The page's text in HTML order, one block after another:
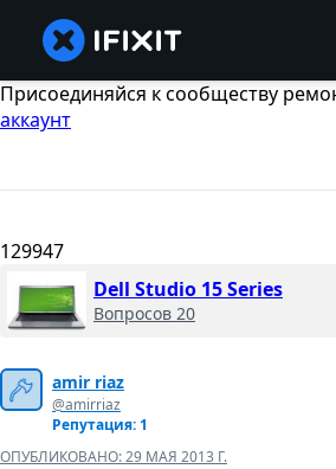
Присоединяйся к сообществу
аккаунт
129947
Dell Studio 15 Series
Вопросов 20
amir riaz
@amirriaz
Репутация: 1
ОПУБЛИКОВАНО:29 МАЯ 2013 Г.